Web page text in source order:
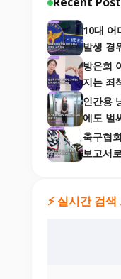
10대 어
발생 경
방은희
지는 죄
인간용
에도 벌
축구협
보고서
⚡ 실시간 검